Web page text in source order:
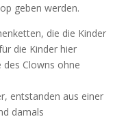
geben werden.
die die Kinder
die Kinder hier
des Clowns ohne
entstanden aus einer
damals